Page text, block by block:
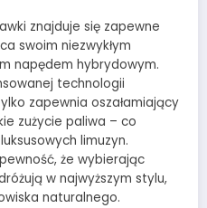
znajduje się zapewne
swoim niezwykłym
napędem hybrydowym.
technologii
zapewnia oszałamiający
zużycie paliwa – co
limuzyn.
że wybierając
w najwyższym stylu,
naturalnego.